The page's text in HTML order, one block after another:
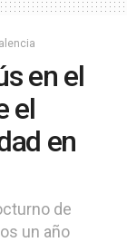
en el
el
en
de
un año